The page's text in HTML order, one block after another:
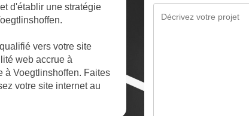
d'établir une stratégie
vers votre site
web accrue à
à Voegtlinshoffen. Faites
votre site internet au